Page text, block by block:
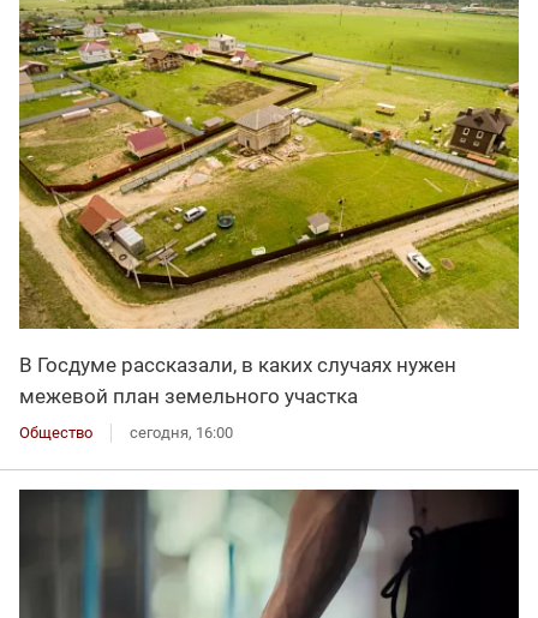
В Госдуме рассказали, в каких случаях нужен
межевой план земельного участка
Общество сегодня, 16:00